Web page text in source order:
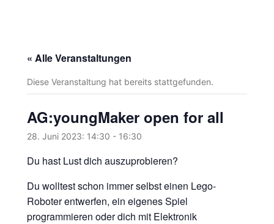
« Alle Veranstaltungen
Diese Veranstaltung hat bereits stattgefunden.
AG:youngMaker open for all
28. Juni 2023: 14:30 - 16:30
Du hast Lust dich auszuprobieren?
Du wolltest schon immer selbst einen Lego-
Roboter entwerfen, ein eigenes Spiel
programmieren oder dich mit Elektronik